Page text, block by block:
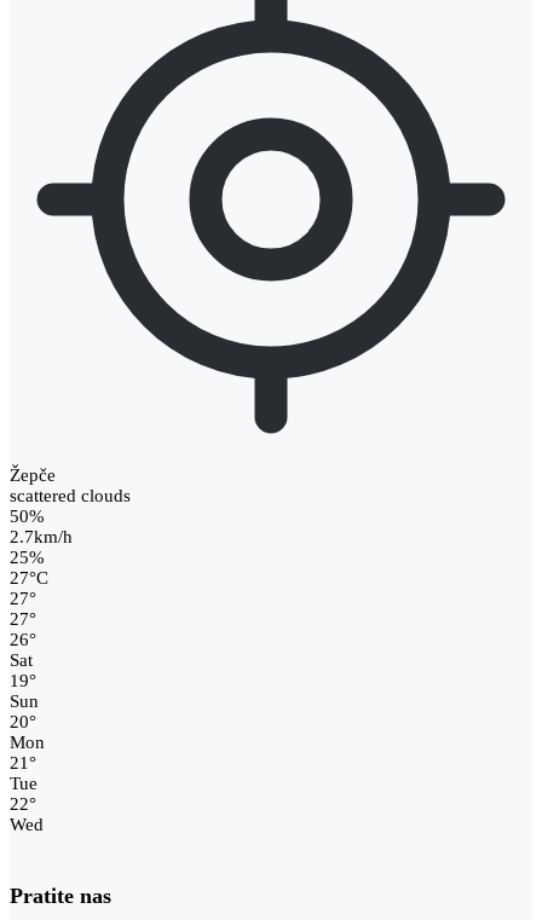
Žepče
scattered clouds
50%
2.7km/h
25%
27°C
27°
27°
26°
Sat
19°
Sun
20°
Mon
21°
Tue
22°
Wed
Pratite nas